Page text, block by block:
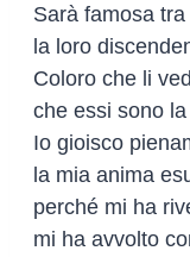
Sarà famosa
la loro
Coloro che li
che essi sono
Io gioisco
la mia anima
perché mi ha
mi ha avvolto